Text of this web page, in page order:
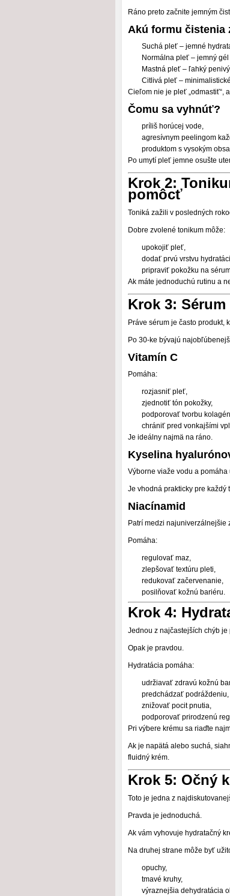
Ráno preto začnite jemným
Akú formu čistenia
Suchá pleť – jemné
Normálna pleť – jemný
Mastná pleť – ľahký
Citlivá pleť –
Cieľom nie je pleť „odmastiť“,
Čomu sa vyhnúť?
príliš horúcej vode,
agresívnym peelingom
produktom s vysokým
Po umytí pleť jemne osušte
Krok 2:
pomôcť
Toniká zažili v posledných
Dobre zvolené tonikum môže:
upokojiť pleť,
dodať prvú vrstvu
pripraviť pokožku na
Ak máte jednoduchú rutinu a
Krok 3:
Práve sérum je často produkt,
Po 30-ke bývajú
Vitamín C
Pomáha:
rozjasniť pleť,
zjednotiť tón pokožky,
podporovať tvorbu
chrániť pred vonkajšími
Je ideálny najmä na ráno.
Kyselina
Výborne viaže vodu a
Je vhodná prakticky pre každý
Niacínamid
Patrí medzi najuniverzálnejšie
Pomáha:
regulovať maz,
zlepšovať textúru pleti,
redukovať začervenanie,
posilňovať kožnú bariéru.
Krok 4:
Jednou z najčastejších chýb
Opak je pravdou.
Hydratácia pomáha:
udržiavať zdravú kožnú
predchádzať podráždeniu,
znižovať pocit pnutia,
podporovať prirodzenú
Pri výbere krému sa riaďte
Ak je napätá alebo suchá,
fluidný krém.
Krok 5: Očný
Toto je jedna z
Pravda je jednoduchá.
Ak vám vyhovuje hydratačný
Na druhej strane môže byť
opuchy,
tmavé kruhy,
výraznejšia dehydratácia